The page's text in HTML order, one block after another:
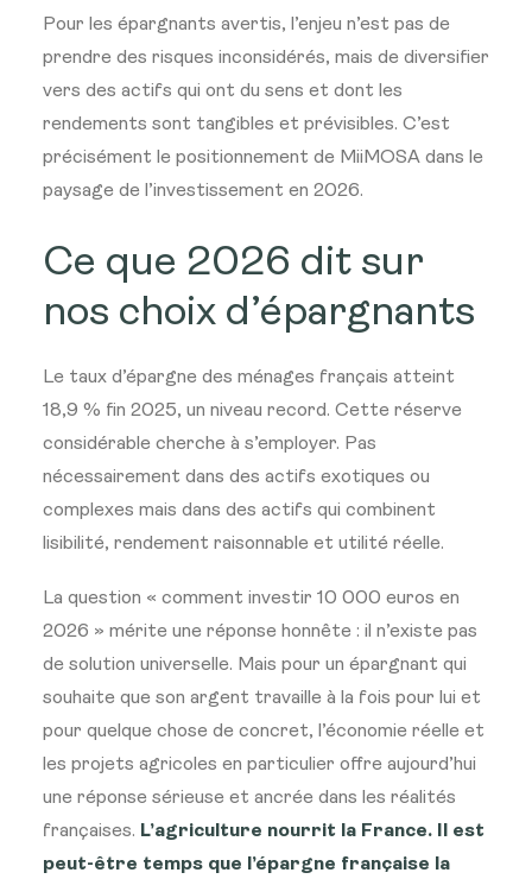
Pour les épargnants avertis, l’enjeu n’est pas de
prendre des risques inconsidérés, mais de diversifier
vers des actifs qui ont du sens et dont les
rendements sont tangibles et prévisibles. C’est
précisément le positionnement de MiiMOSA dans le
paysage de l’investissement en 2026.
Ce que 2026 dit sur
nos choix d’épargnants
Le taux d’épargne des ménages français atteint
18,9 % fin 2025, un niveau record. Cette réserve
considérable cherche à s’employer. Pas
nécessairement dans des actifs exotiques ou
complexes mais dans des actifs qui combinent
lisibilité, rendement raisonnable et utilité réelle.
La question « comment investir 10 000 euros en
2026 » mérite une réponse honnête : il n’existe pas
de solution universelle. Mais pour un épargnant qui
souhaite que son argent travaille à la fois pour lui et
pour quelque chose de concret, l’économie réelle et
les projets agricoles en particulier offre aujourd’hui
une réponse sérieuse et ancrée dans les réalités
françaises. L’agriculture nourrit la France. Il est
peut-être temps que l’épargne française la